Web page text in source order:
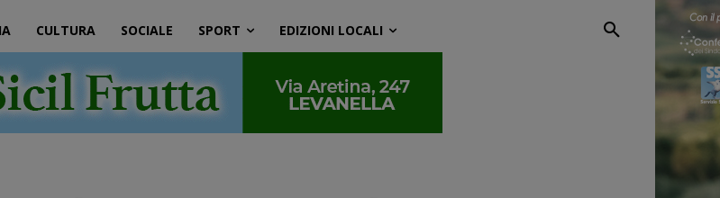
CULTURA SOCIALE SPORT EDIZIONI LOCALI